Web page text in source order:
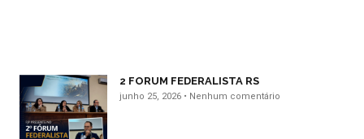
2 FORUM FEDERALISTA RS
junho 25, 2026 Nenhum comentário